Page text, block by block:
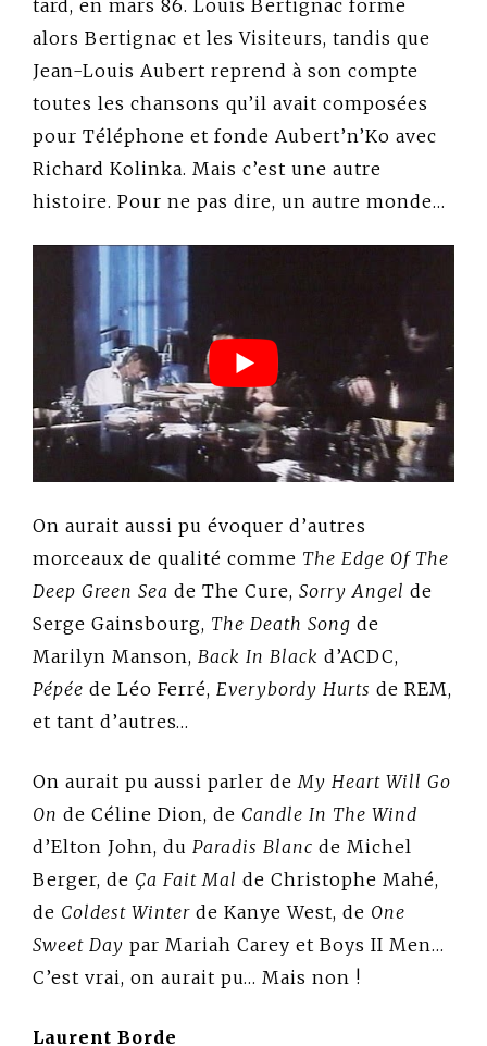
tard, en mars 86. Louis Bertignac forme
alors Bertignac et les Visiteurs, tandis que
Jean-Louis Aubert reprend à son compte
toutes les chansons qu’il avait composées
pour Téléphone et fonde Aubert’n’Ko avec
Richard Kolinka. Mais c’est une autre
histoire. Pour ne pas dire, un autre monde…
On aurait aussi pu évoquer d’autres
morceaux de qualité comme The Edge Of The
Deep Green Sea de The Cure, Sorry Angel de
Serge Gainsbourg, The Death Song de
Marilyn Manson, Back In Black d’ACDC,
Pépée de Léo Ferré, Everybordy Hurts de REM,
et tant d’autres…
On aurait pu aussi parler deMy Heart Will Go
On de Céline Dion, de Candle In The Wind
d’Elton John, du Paradis Blanc de Michel
Berger, de Ça Fait Mal de Christophe Mahé,
de Coldest Winter de Kanye West, de One
Sweet Day par Mariah Carey et Boys II Men…
C’est vrai, on aurait pu… Mais non !
Laurent Borde